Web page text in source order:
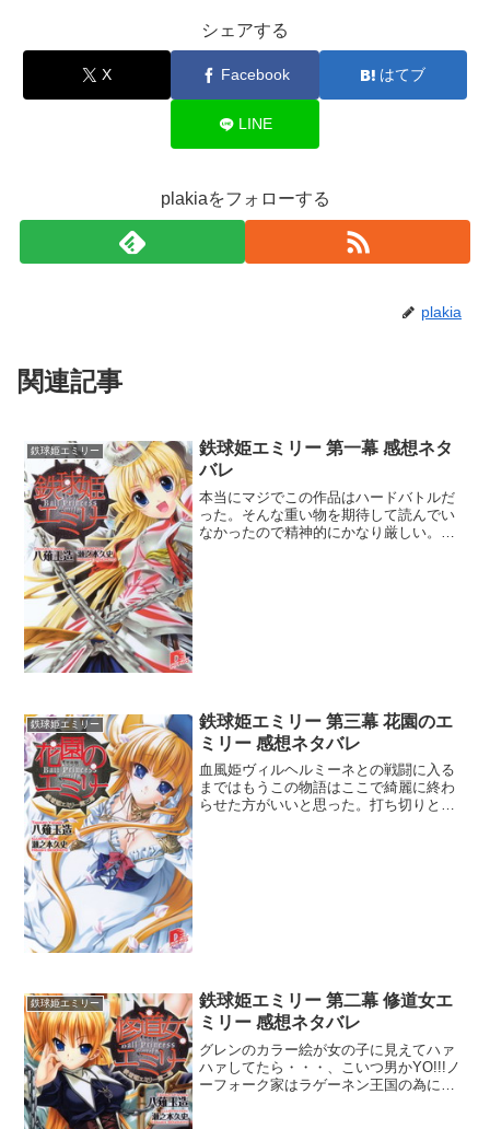
シェアする
X Facebook はてブ
LINE
plakiaをフォローする
plakia
関連記事
鉄球姫エミリー
鉄球姫エミリー 第一幕 感想ネタ
バレ
本当にマジでこの作品はハードバトルだ
った。そんな重い物を期待して読んでい
なかったので精神的にかなり厳しい。エ
鉄球姫エミリー
鉄球姫エミリー 第三幕 花園のエ
ミリー 感想ネタバレ
血風姫ヴィルヘルミーネとの戦闘に入る
まではもうこの物語はここで綺麗に終わ
らせた方がいいと思った。打ち切りとか
鉄球姫エミリー
鉄球姫エミリー 第二幕 修道女エ
ミリー 感想ネタバレ
グレンのカラー絵が女の子に見えてハァ
ハァしてたら・・・、こいつ男かYO!!!ノ
ーフォーク家はラゲーネン王国の為にエ